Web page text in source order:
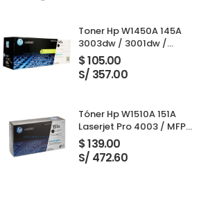
Toner Hp W1450A 145A
3003dw / 3001dw /
3001dwe / 3101fdw /
3103fdw Black 1,700
Paginas
$105.00
S/ 357.00
Tóner Hp W1510A 151A
Laserjet Pro 4003 / MFP
4103 Black 3,050 Páginas
$139.00
S/ 472.60